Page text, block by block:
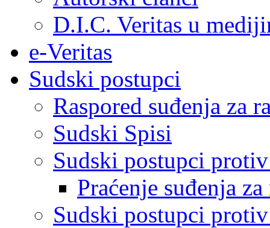
D.I.C. Veritas u
e-Veritas
Sudski postupci
Raspored suđenja za
Sudski Spisi
Sudski postupci
Praćenje suđenja
Sudski postupci